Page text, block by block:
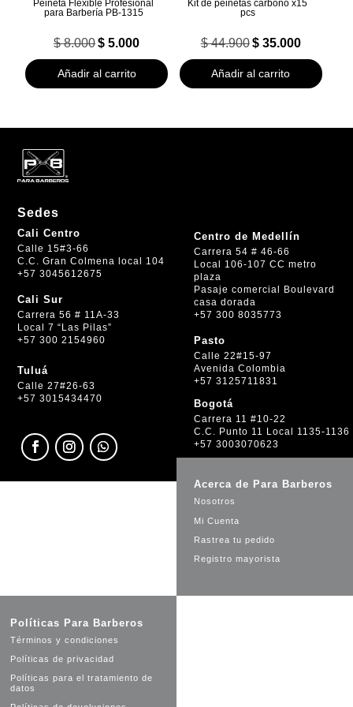
Peineta Flexible Profesional
para Barbería PB-1315
$8.000 El
precio
original
era:
$ 5.000
actual
$ 5.000.
Añadir al carrito
Kit de peinetas carbono x15
pcs
$44.900 El
precio
original
era:
$35.000El
actual
$ 35.000.
Añadir al carrito
Sedes
Cali Centro
Calle 15#3-66
C.C. Gran Colmena local 104
+57 3045612675
Cali Sur
Carrera 56 # 11A-33
Local 7 “Las Pilas”
+57 300 2154960
Tuluá
Calle 27#26-63
+57 3015434470
Centro de Medellín
Carrera 54 # 46-66
Local 106-107 CC metro
plaza
Pasaje comercial Boulevard
casa dorada
+57 300 8035773
Pasto
Calle 22#15-97
Avenida Colombia
+57 3125711831
Bogotá
Carrera 11 #10-22
C.C. Punto 11 Local 1135-1136
+57 3003070623
Acerca de Para Barberos
Nosotros
Mi Cuenta
Rastrea tu pedido
Registro mayorista
Políticas Para Barberos
Términos y condiciones
Políticas de privacidad
Políticas para el tratamiento de
datos